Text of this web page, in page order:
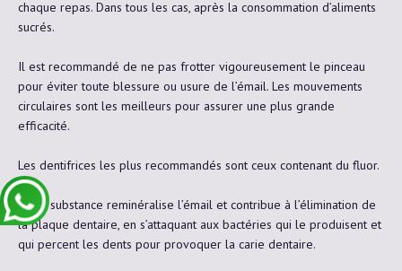
chaque repas. Dans tous les cas, après la consommation d’aliments
sucrés.
Il est recommandé de ne pas frotter vigoureusement le pinceau
pour éviter toute blessure ou usure de l’émail. Les mouvements
circulaires sont les meilleurs pour assurer une plus grande
efficacité.
Les dentifrices les plus recommandés sont ceux contenant du fluor.
Cette substance reminéralise l’émail et contribue à l’élimination de
la plaque dentaire, en s’attaquant aux bactéries qui le produisent et
qui percent les dents pour provoquer la carie dentaire.